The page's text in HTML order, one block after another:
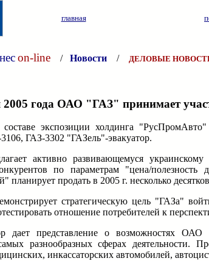
главная
on-line / Новости / ДЕЛОВЫЕ
2005 года ОАО "ГАЗ" принимает
экспозиции холдинга
ГАЗ-3302 "ГАЗель"-эвакуатор.
активно развивающемуся
по параметрам "цена/
планирует продать в 2005 г. несколько
стратегическую цель "ГАЗа"
отношение потребителей к
дает представление о возможностях
разнообразных сферах деятельности.
инкассаторских автомобилей,